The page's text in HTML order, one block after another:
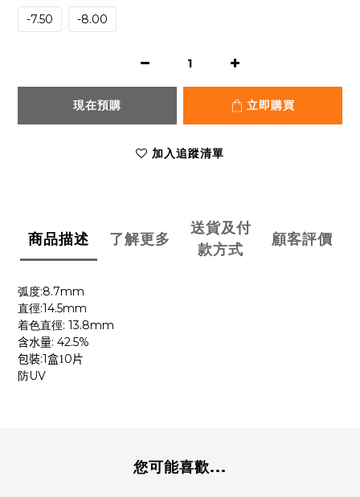
-7.50 -8.00
現在預購 立即購買
加入追蹤清單
商品描述 了解更多
送貨及付
款方式
顧客評價
弧度:8.7mm
直徑:14.5mm
着色直徑: 13.8mm
含水量: 42.5%
包裝:1 盒10片
防UV
您可能喜歡...